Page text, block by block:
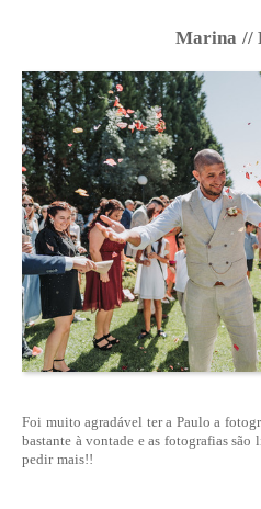
Marina //
Foi muito agradável ter a Paulo a
bastante à vontade e as fotografias
pedir mais!!